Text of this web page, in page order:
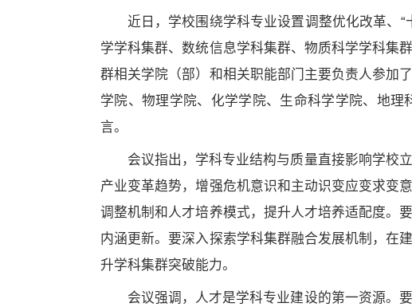
近日，学校围绕学科专业设置调整优化改革、“
学学科集群、数统信息学科集群、物质科学学科集
群相关学院（部）和相关职能部门主要负责人参加
学院、物理学院、化学学院、生命科学学院、地
言。
会议指出，学科专业结构与质量直接影响学校
产业变革趋势，增强危机意识和主动识变应变求变
调整机制和人才培养模式，提升人才培养适配度。
内涵更新。要深入探索学科集群融合发展机制，在
升学科集群突破能力。
会议强调，人才是学科专业建设的第一资源。